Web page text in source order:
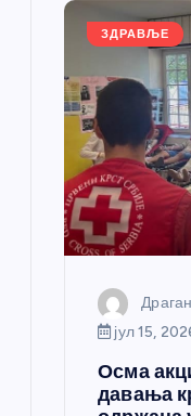
ЗДРАВЉЕ
јул 15,
Осма
давања